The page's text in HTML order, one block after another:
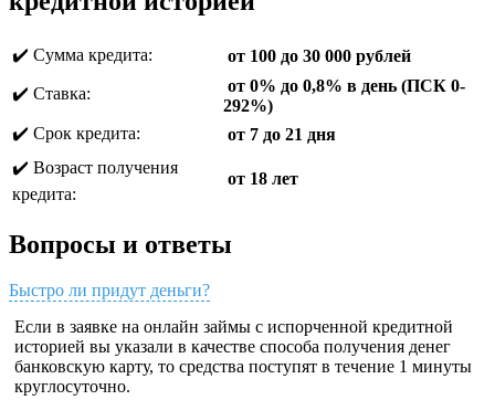
✔️ Сумма кредита:
от 100 до 30 000 рублей
✔️ Ставка:
от 0% до 0,8% в день (ПСК 0-
292%)
✔️ Срок кредита:
от 7 до 21 дня
✔️ Возраст получения
кредита:
от 18 лет
Вопросы и ответы
Быстро ли придут деньги?
Если в заявке на онлайн займы с испорченной кредитной
историей вы указали в качестве способа получения денег
банковскую карту, то средства поступят в течение 1 минуты
круглосуточно.